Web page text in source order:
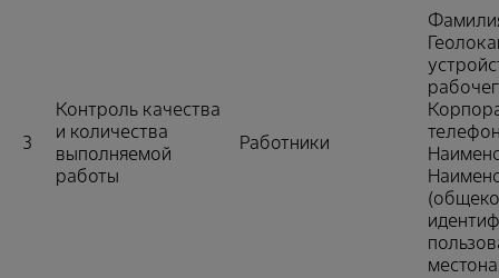
3
Контроль качества
и количества
выполняемой
работы
Работники